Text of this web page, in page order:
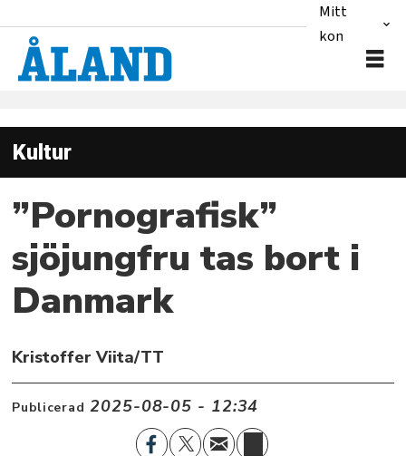
Mitt
konto
Kultur
”Pornografisk”
sjöjungfru tas bort i
Danmark
Kristoffer Viita/TT
Publicerad 2025-08-05 - 12:34